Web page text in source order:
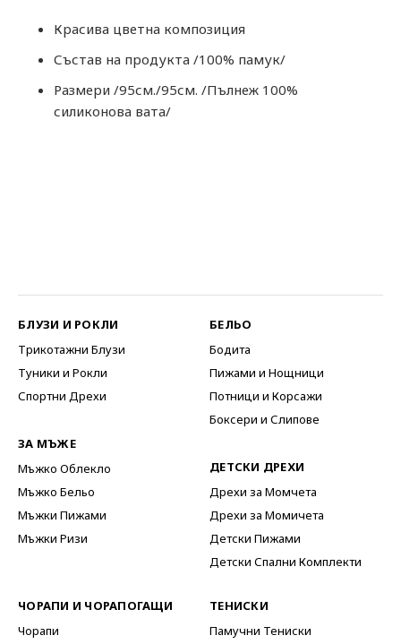
Красива цветна композиция
Състав на продукта /100% памук/
Размери /95см./95см. /Пълнеж 100%
силиконова вата/
БЛУЗИ И РОКЛИ
Трикотажни Блузи
Туники и Рокли
Спортни Дрехи
ЗА МЪЖЕ
Мъжко Облекло
Мъжко Бельо
Мъжки Пижами
Мъжки Ризи
БЕЛЬО
Бодита
Пижами и Нощници
Потници и Корсажи
Боксери и Слипове
ДЕТСКИ ДРЕХИ
Дрехи за Момчета
Дрехи за Момичета
Детски Пижами
Детски Спални Комплекти
ЧОРАПИ И ЧОРАПОГАЩИ
Чорапи
ТЕНИСКИ
Памучни Тениски